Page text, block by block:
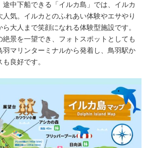
中下船できる「イルカ島」では、イルカ
気。イルカとのふれあい体験やエサやり
大人まで笑顔になれる体験型施設です。
絶景を一望でき、フォトスポットとしても
羽マリンターミナルから発着し、鳥羽駅か
良好です。